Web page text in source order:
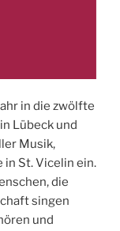
in die zwölfte
Lübeck und
Musik,
St. Vicelin ein.
die
singen
und